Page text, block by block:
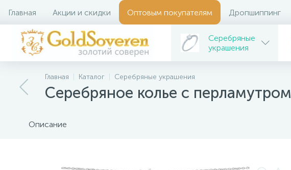
Главная Акции и скидки Оптовым покупателям Дропшиппинг
Серебряные
украшения
Главная Каталог Серебряные украшения
Серебряное колье с перламутром
Описание